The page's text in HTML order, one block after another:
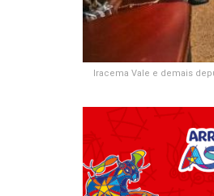
Iracema Vale e demais